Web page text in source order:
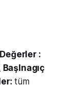
Değerler :
Başlnagıç
tüm